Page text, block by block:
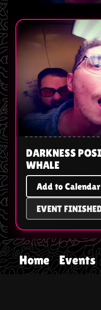
DARKNESS
WHALE
Add to Calendar
EVENT
Home Events